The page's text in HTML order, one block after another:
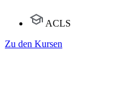
ACLS
Zu den Kursen